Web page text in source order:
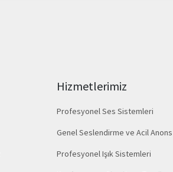
Hizmetlerimiz
Profesyonel Ses Sistemleri
Genel Seslendirme ve Acil Anons
Profesyonel Işık Sistemleri